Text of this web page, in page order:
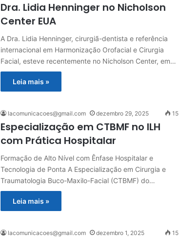
Dra. Lidia Henninger no Nicholson
Center EUA
A Dra. Lidia Henninger, cirurgiã-dentista e referência
internacional em Harmonização Orofacial e Cirurgia
Facial, esteve recentemente no Nicholson Center, em…
Leia mais »
lacomunicacoes@gmail.com dezembro 29, 2025 15
Especialização em CTBMF no ILH
com Prática Hospitalar
Formação de Alto Nível com Ênfase Hospitalar e
Tecnologia de Ponta A Especialização em Cirurgia e
Traumatologia Buco-Maxilo-Facial (CTBMF) do…
Leia mais »
lacomunicacoes@gmail.com dezembro 1, 2025 15